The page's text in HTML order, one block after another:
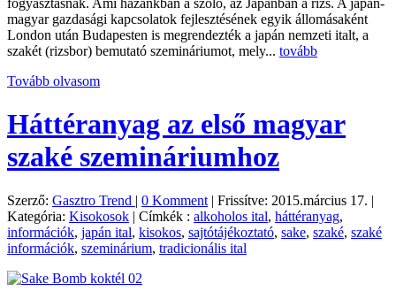
magyar gazdasági kapcsolatok fejlesztésének egyik állomásaként
London után Budapesten is megrendezték a japán nemzeti italt, a
szakét (rizsbor) bemutató szemináriumot, mely... tovább
Tovább olvasom
Háttéranyag az első magyar
szaké szemináriumhoz
Szerző: Gasztro Trend | 0 Komment | Frissítve: 2015.március 17. |
Kategória: Kisokosok | Címkék : alkoholos ital, háttéranyag,
információk, japán ital, kisokos, sajtótájékoztató, sake, szaké, szaké
információk, szeminárium, tradicionális ital